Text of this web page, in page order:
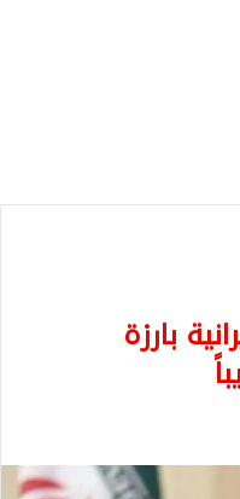
بارزة